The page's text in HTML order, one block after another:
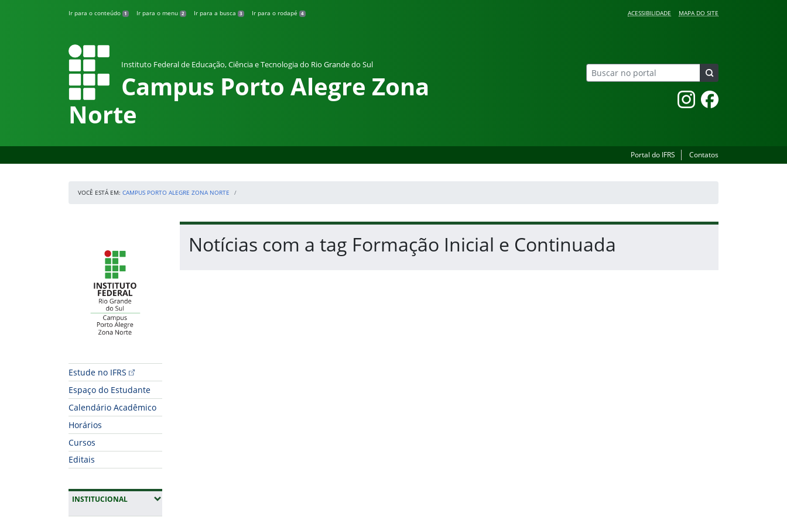
Ir para o conteúdo 1 Ir para o menu 2 Ir para a busca 3 Ir para o rodapé 4 ACESSIBILIDADE MAPA DO SITE
Instituto Federal de Educação, Ciência e Tecnologia do Rio Grande do Sul
Campus Porto Alegre Zona
Norte
InstagramFacebook
Portal do IFRS Contatos
VOCÊ ESTÁ EM: CAMPUS PORTO ALEGRE ZONA NORTE
Estude no IFRS
Espaço do Estudante
Calendário Acadêmico
Horários
Cursos
Editais
INSTITUCIONAL(EXPANDIR SUBMENUS)
Início do conteúdo
Notícias com a tag Formação Inicial e Continuada